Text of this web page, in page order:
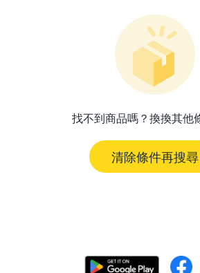
找不到商品嗎？換換其他
清除條件再搜尋